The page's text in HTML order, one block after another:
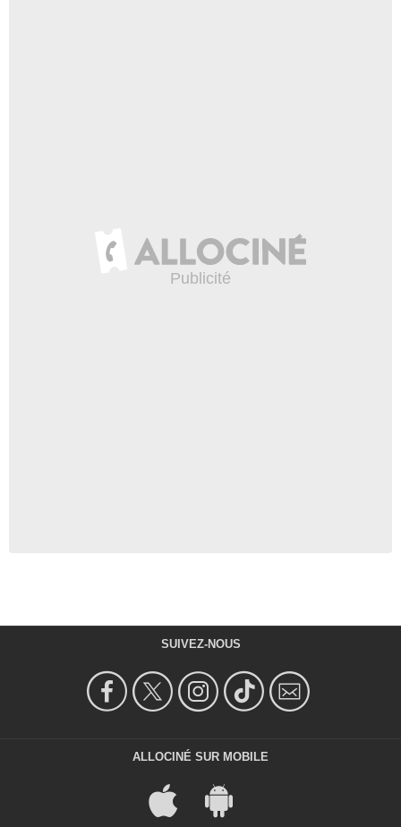
SUIVEZ-NOUS
ALLOCINÉ SUR MOBILE